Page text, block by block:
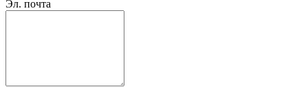
Эл. почта